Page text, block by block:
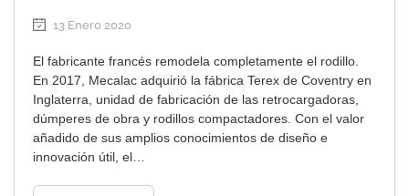
13 Enero 2020
El fabricante francés remodela completamente el rodillo.
En 2017, Mecalac adquirió la fábrica Terex de Coventry en
Inglaterra, unidad de fabricación de las retrocargadoras,
dúmperes de obra y rodillos compactadores. Con el valor
añadido de sus amplios conocimientos de diseño e
innovación útil, el…